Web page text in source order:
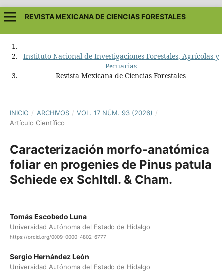
REVISTA MEXICANA DE CIENCIAS FORESTALES
Instituto Nacional de Investigaciones Forestales, Agrícolas y
Pecuarias
Revista Mexicana de Ciencias Forestales
INICIO / ARCHIVOS / VOL. 17 NÚM. 93 (2026) /
Artículo Científico
Caracterización morfo-anatómica
foliar en progenies de Pinus patula
Schiede ex Schltdl. & Cham.
Tomás Escobedo Luna
Universidad Autónoma del Estado de Hidalgo
https://orcid.org/0009-0000-4802-6777
Sergio Hernández León
Universidad Autónoma del Estado de Hidalgo